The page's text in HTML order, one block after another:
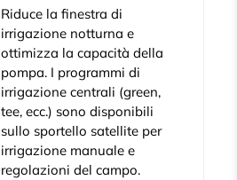
Riduce la finestra di
irrigazione notturna e
ottimizza la capacità della
pompa. I programmi di
irrigazione centrali (green,
tee, ecc.) sono disponibili
sullo sportello satellite per
irrigazione manuale e
regolazioni del campo.